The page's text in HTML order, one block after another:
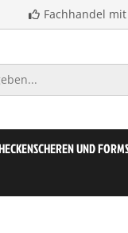
Fachhandel
UND